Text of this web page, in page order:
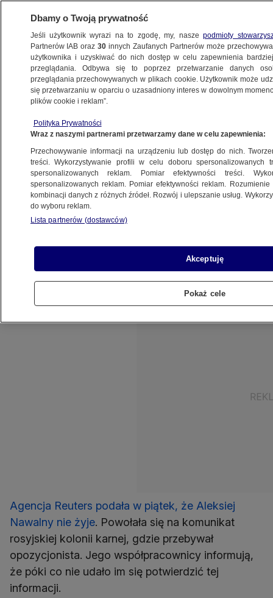
ŚWIAT
to Rosja jest odpowiedzialna za śmierć
Nawalnego
16.02.2024, 15:11
Udostępnij
że śmierć Aleksieja Nawalnego "będzie kolejnym
dowodem brutalności Putina". - Bez względu na
to, co nam powiedzą, musimy jasno stwierdzić -
Rosja jest odpowiedzialna - podkreśliła.
Agencja Reuters podała w piątek, że Aleksiej
Nawalny nie żyje. Powołała się na komunikat
rosyjskiej kolonii karnej, gdzie przebywał
opozycjonista. Jego współpracownicy informują,
że póki co nie udało im się potwierdzić tej
informacji.
Dbamy o Twoją prywatność
Jeśli użytkownik wyrazi na to zgodę, my, naszepodmioty
Partnerów IAB oraz30 innych Zaufanych Partnerów może
użytkownika i uzyskiwać do nich dostęp w celu zapewnienia
przeglądania. Odbywa się to poprzez przetwarzanie danych
przeglądania przechowywanych w plikach cookie. Użytkownik może
się przetwarzaniu w oparciu o uzasadniony interes w dowolnym
plików cookie i reklam”.
Polityka Prywatności
Wraz z naszymi partnerami przetwarzamy dane w celu zapewnienia:
Przechowywanie informacji na urządzeniu lub dostęp do nich.
treści. Wykorzystywanie profili w celu doboru spersonalizowanych
spersonalizowanych reklam. Pomiar efektywności treści.
spersonalizowanych reklam. Pomiar efektywności reklam.
kombinacji danych z różnych źródeł. Rozwój i ulepszanie usług.
do wyboru reklam.
Lista partnerów (dostawców)
Akceptuję
Pokaż cele